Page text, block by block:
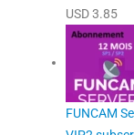
USD3.85
FUNCAM